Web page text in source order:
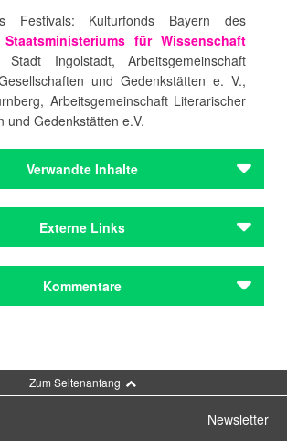
Festivals: Kulturfonds Bayern des
Staatsministeriums für Wissenschaft
Ingolstadt, Arbeitsgemeinschaft
und Gedenkstätten e. V.,
Arbeitsgemeinschaft Literarischer
und Gedenkstätten e.V.
Verwandte Inhalte
Staatsministerium für
und Kunst
Externe Links
Netzwerk bayerischer Städte e.V.
Kommentare
Zum Seitenanfang
Newsletter